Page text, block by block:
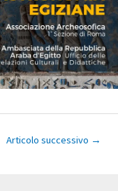
Articolo successivo →